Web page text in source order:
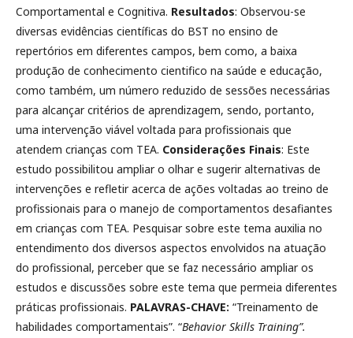
Comportamental e Cognitiva. Resultados: Observou-se
diversas evidências científicas do BST no ensino de
repertórios em diferentes campos, bem como, a baixa
produção de conhecimento cientifico na saúde e educação,
como também, um número reduzido de sessões necessárias
para alcançar critérios de aprendizagem, sendo, portanto,
uma intervenção viável voltada para profissionais que
atendem crianças com TEA. Considerações Finais: Este
estudo possibilitou ampliar o olhar e sugerir alternativas de
intervenções e refletir acerca de ações voltadas ao treino de
profissionais para o manejo de comportamentos desafiantes
em crianças com TEA. Pesquisar sobre este tema auxilia no
entendimento dos diversos aspectos envolvidos na atuação
do profissional, perceber que se faz necessário ampliar os
estudos e discussões sobre este tema que permeia diferentes
práticas profissionais. PALAVRAS-CHAVE: “Treinamento de
habilidades comportamentais”. “Behavior Skills Training”.